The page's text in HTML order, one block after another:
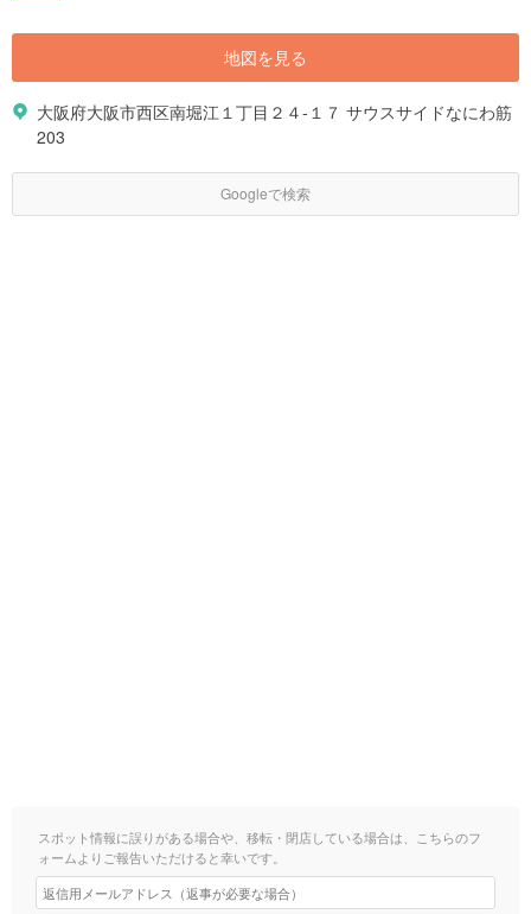
地図を見る
大阪府大阪市西区南堀江１丁目２４-１７ サウスサイドなにわ筋
203
Googleで検索
スポット情報に誤りがある場合や、移転・閉店している場合は、こちらのフ
ォームよりご報告いただけると幸いです。